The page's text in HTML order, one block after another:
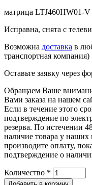
матрица LTJ460HW01-V
Исправна, снята с
Возможна доставка в
транспортная компания)
Оставьте заявку через
Обращаем Ваше
Вами заказа на нашем
Если в течение этого
подтверждение по
резерва. По истечении
наличие товара у
производите оплату,
подтверждение о
Количество *